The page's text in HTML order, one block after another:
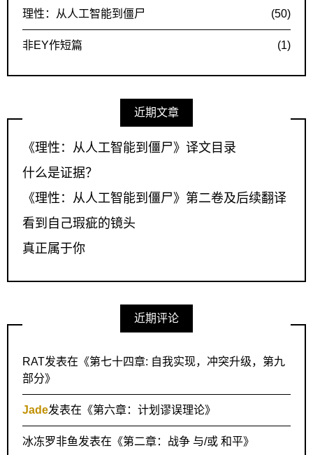
理性：从人工智能到僵尸 (50)
非EY作短篇 (1)
近期文章
《理性：从人工智能到僵尸》译文目录
什么是证据？
《理性：从人工智能到僵尸》第二卷及后续翻译
看到自己瑕疵的镜头
真正属于你
近期评论
RAT发表在《第七十四章: 自我实现，冲突升级，第九
部分》
Jade发表在《第六章：计划谬误理论》
冰冻罗非鱼发表在《第二章：战争 与/或 和平》